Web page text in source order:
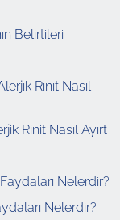
Belirtileri
Rinit Nasıl Ayırt
Nelerdir?